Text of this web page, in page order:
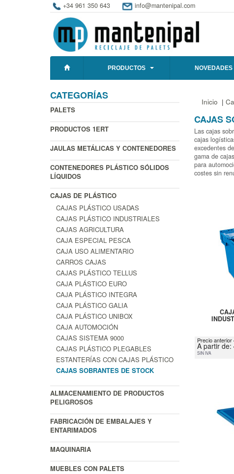
+34 961 350 643 info@mantenipal.com
PRODUCTOS NOVEDADES
CATEGORÍAS
PALETS
PRODUCTOS 1ERT
JAULAS METÁLICAS Y CONTENEDORES
CONTENEDORES PLÁSTICO SÓLIDOS
LÍQUIDOS
CAJAS DE PLÁSTICO
CAJAS PLÁSTICO USADAS
CAJAS PLÁSTICO INDUSTRIALES
CAJAS AGRICULTURA
CAJA ESPECIAL PESCA
CAJA USO ALIMENTARIO
CARROS CAJAS
CAJAS PLÁSTICO TELLUS
CAJA PLÁSTICO EURO
CAJA PLÁSTICO INTEGRA
CAJA PLÁSTICO GALIA
CAJA PLÁSTICO UNIBOX
CAJA AUTOMOCIÓN
CAJAS SISTEMA 9000
CAJAS PLÁSTICO PLEGABLES
ESTANTERÍAS CON CAJAS PLÁSTICO
CAJAS SOBRANTES DE STOCK
ALMACENAMIENTO DE PRODUCTOS
PELIGROSOS
FABRICACIÓN DE EMBALAJES Y
ENTARIMADOS
MAQUINARIA
MUEBLES CON PALETS
Inicio |
CAJAS
Las cajas
cajas
excedentes
gama de
para
costes sin
Precio anterior
A partir de:
SIN IVA